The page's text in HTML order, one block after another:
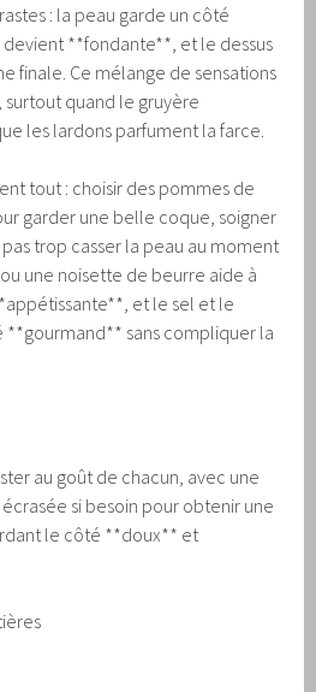
: la peau garde un côté
**fondante**, et le dessus
finale. Ce mélange de sensations
surtout quand le gruyère
les lardons parfument la farce.
tout : choisir des pommes de
garder une belle coque, soigner
trop casser la peau au moment
ou une noisette de beurre aide à
et le sel et le
sans compliquer la
au goût de chacun, avec une
si besoin pour obtenir une
le côté **doux** et